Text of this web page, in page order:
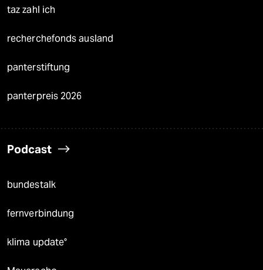
taz zahl ich
recherchefonds ausland
panterstiftung
panterpreis 2026
Podcast
bundestalk
fernverbindung
klima update°